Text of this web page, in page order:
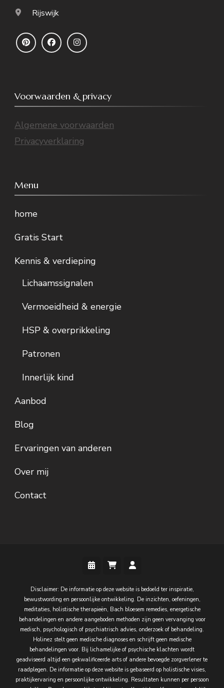
Rijswijk
Voorwaarden & privacy
Algemene voorwaarden
Privacyverklaring
Menu
home
Gratis Start
Kennis & verdieping
Lichaamssignalen
Vermoeidheid & energie
HSP & overprikkeling
Patronen
Innerlijk kind
Aanbod
Blog
Ervaringen van anderen
Over mij
Contact
Disclaimer: De informatie op deze website is bedoeld ter inspiratie,
bewustwording en persoonlijke ontwikkeling. De inzichten, oefeningen,
meditaties, holistische therapieën, Bach bloesem remedies, energetische
behandelingen en andere aangeboden methoden zijn geen vervanging voor
medisch, psychologisch of psychiatrisch advies, onderzoek of behandeling.
Holinez stelt geen medische diagnoses en schrijft geen medische
behandelingen voor. Bij lichamelijke of psychische klachten wordt
geadviseerd altijd een gekwalificeerde arts of andere bevoegde zorgverlener te
raadplegen. De informatie op deze website is gebaseerd op holistische visies,
praktijkervaring en persoonlijke ontwikkeling. Resultaten kunnen per persoon